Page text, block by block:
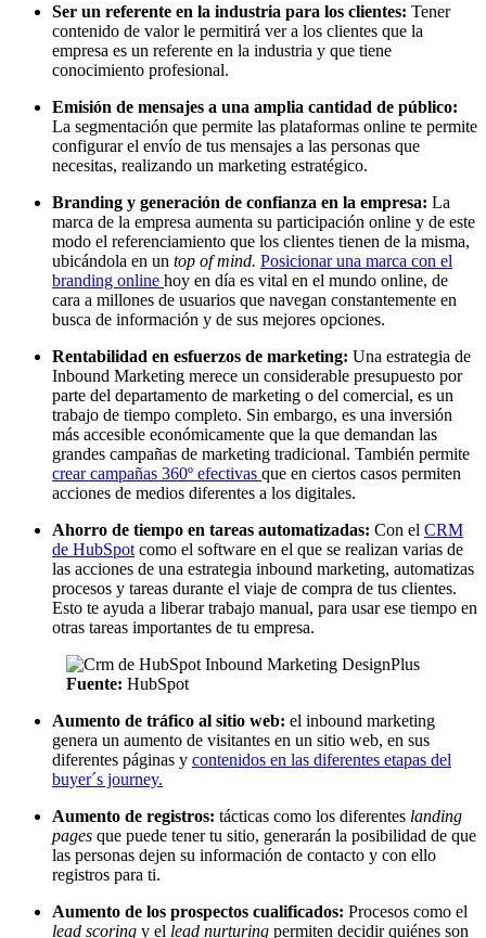
Ser un referente en la industria para los clientes: Tener
contenido de valor le permitirá ver a los clientes que la
empresa es un referente en la industria y que tiene
conocimiento profesional.
Emisión de mensajes a una amplia cantidad de público:
La segmentación que permite las plataformas online te permite
configurar el envío de tus mensajes a las personas que
necesitas, realizando un marketing estratégico.
Branding y generación de confianza en la empresa: La
marca de la empresa aumenta su participación online y de este
modo el referenciamiento que los clientes tienen de la misma,
ubicándola en un top of mind. Posicionar una marca con el
branding online hoy en día es vital en el mundo online, de
cara a millones de usuarios que navegan constantemente en
busca de información y de sus mejores opciones.
Rentabilidad en esfuerzos de marketing: Una estrategia de
Inbound Marketing merece un considerable presupuesto por
parte del departamento de marketing o del comercial, es un
trabajo de tiempo completo. Sin embargo, es una inversión
más accesible económicamente que la que demandan las
grandes campañas de marketing tradicional. También permite
crear campañas 360º efectivas que en ciertos casos permiten
acciones de medios diferentes a los digitales.
Ahorro de tiempo en tareas automatizadas: Con el CRM
de HubSpot como el software en el que se realizan varias de
las acciones de una estrategia inbound marketing, automatizas
procesos y tareas durante el viaje de compra de tus clientes.
Esto te ayuda a liberar trabajo manual, para usar ese tiempo en
otras tareas importantes de tu empresa.
Fuente: HubSpot
Aumento de tráfico al sitio web: el inbound marketing
genera un aumento de visitantes en un sitio web, en sus
diferentes páginas y contenidos en las diferentes etapas del
buyer´s journey.
Aumento de registros: tácticas como los diferentes landing
pages que puede tener tu sitio, generarán la posibilidad de que
las personas dejen su información de contacto y con ello
registros para ti.
Aumento de los prospectos cualificados: Procesos como el
lead scoring y el lead nurturing permiten decidir quiénes son